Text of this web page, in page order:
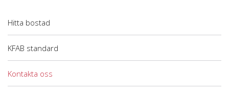
Hitta bostad
KFAB standard
Kontakta oss